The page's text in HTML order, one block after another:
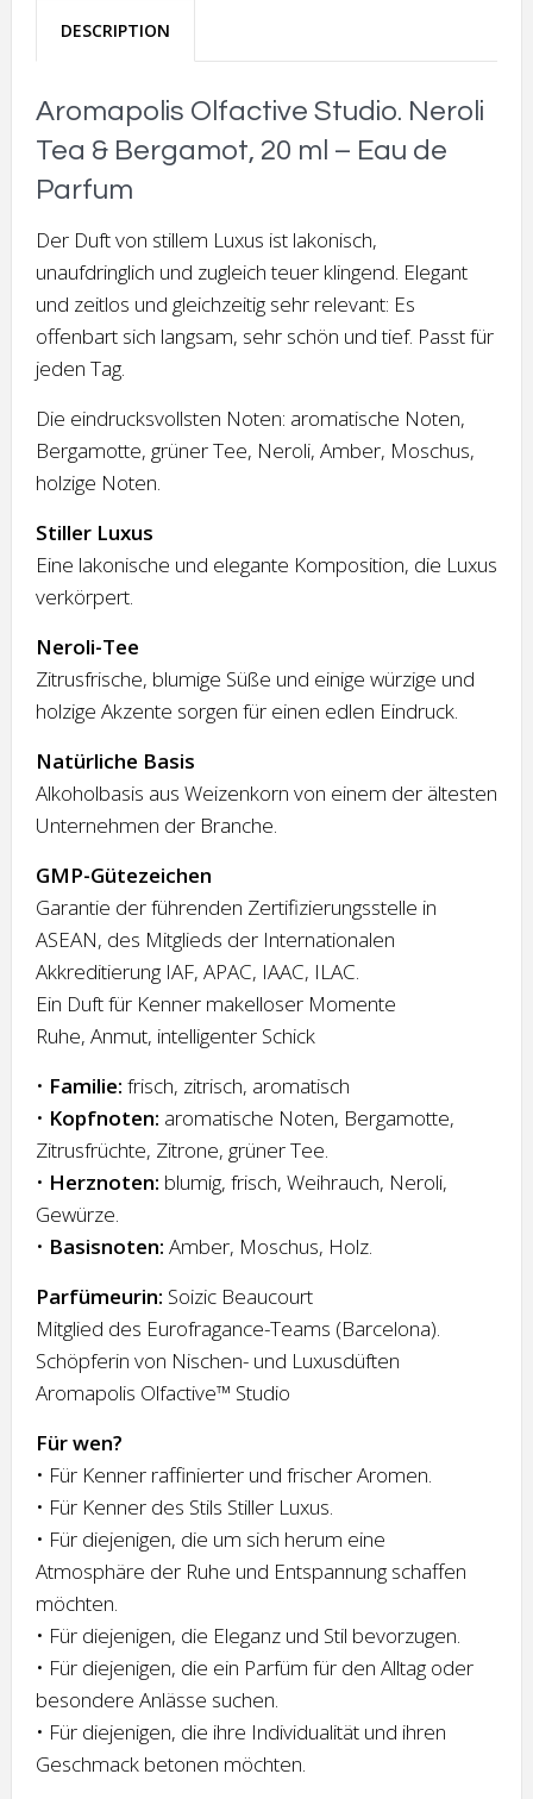
DESCRIPTION
Aromapolis Olfactive Studio. Neroli
Tea & Bergamot, 20 ml – Eau de
Parfum
Der Duft von stillem Luxus ist lakonisch,
unaufdringlich und zugleich teuer klingend. Elegant
und zeitlos und gleichzeitig sehr relevant: Es
offenbart sich langsam, sehr schön und tief. Passt für
jeden Tag.
Die eindrucksvollsten Noten: aromatische Noten,
Bergamotte, grüner Tee, Neroli, Amber, Moschus,
holzige Noten.
Stiller Luxus
Eine lakonische und elegante Komposition, die Luxus
verkörpert.
Neroli-Tee
Zitrusfrische, blumige Süße und einige würzige und
holzige Akzente sorgen für einen edlen Eindruck.
Natürliche Basis
Alkoholbasis aus Weizenkorn von einem der ältesten
Unternehmen der Branche.
GMP-Gütezeichen
Garantie der führenden Zertifizierungsstelle in
ASEAN, des Mitglieds der Internationalen
Akkreditierung IAF, APAC, IAAC, ILAC.
Ein Duft für Kenner makelloser Momente
Ruhe, Anmut, intelligenter Schick
• Familie: frisch, zitrisch, aromatisch
• Kopfnoten: aromatische Noten, Bergamotte,
Zitrusfrüchte, Zitrone, grüner Tee.
• Herznoten: blumig, frisch, Weihrauch, Neroli,
Gewürze.
• Basisnoten: Amber, Moschus, Holz.
Parfümeurin: Soizic Beaucourt
Mitglied des Eurofragance-Teams (Barcelona).
Schöpferin von Nischen- und Luxusdüften
Aromapolis Olfactive™ Studio
Für wen?
• Für Kenner raffinierter und frischer Aromen.
• Für Kenner des Stils Stiller Luxus.
• Für diejenigen, die um sich herum eine
Atmosphäre der Ruhe und Entspannung schaffen
möchten.
• Für diejenigen, die Eleganz und Stil bevorzugen.
• Für diejenigen, die ein Parfüm für den Alltag oder
besondere Anlässe suchen.
• Für diejenigen, die ihre Individualität und ihren
Geschmack betonen möchten.